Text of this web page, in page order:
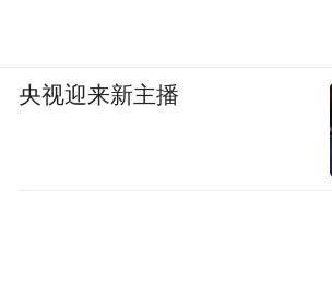
央视迎来新主播